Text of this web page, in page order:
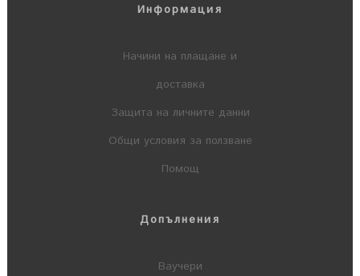
Информация
Начини на плащане и
доставка
Защита на личните данни
Общи условия за ползване
Помощ
Допълнения
Ваучери